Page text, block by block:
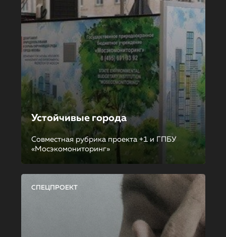
Устойчивые города
Совместная рубрика проекта +1 и ГПБУ
«Мосэкомониторинг»
СПЕЦПРОЕКТ